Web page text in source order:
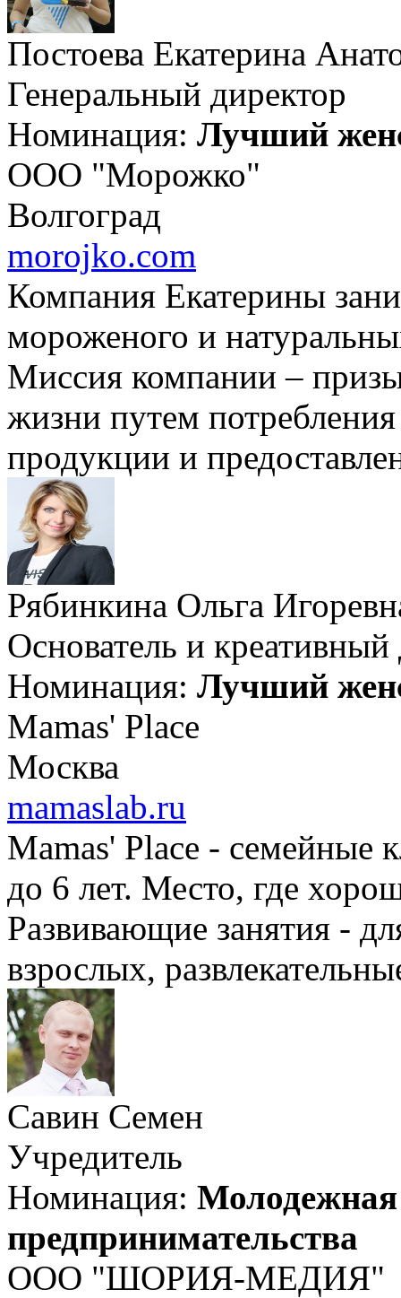
Постоева Екатерина
Генеральный директор
Номинация: Лучший
ООО "Морожко"
Волгоград
morojko.com
Компания Екатерины
мороженого и
Миссия компании –
жизни путем потребления
продукции и
Рябинкина Ольга
Основатель и креативный
Номинация: Лучший
Mamas' Place
Москва
mamaslab.ru
Mamas' Place - семейные
до 6 лет. Место, где
Развивающие занятия -
взрослых,
Савин Семен
Учредитель
Номинация: Молодежная
предпринимательства
ООО "ШОРИЯ-МЕДИЯ"